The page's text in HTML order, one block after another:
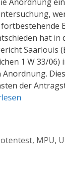
hat in
Saarlouis
1 W 33/06)
der
, MPU,